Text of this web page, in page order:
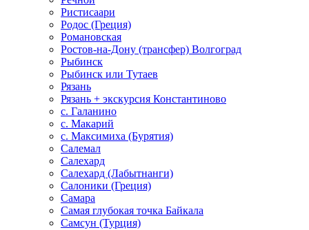
Ристисаари
Родос (Греция)
Романовская
Ростов-на-Дону (трансфер) Волгоград
Рыбинск
Рыбинск или Тутаев
Рязань
Рязань + экскурсия Константиново
с. Галанино
с. Макарий
с. Максимиха (Бурятия)
Салемал
Салехард
Салехард (Лабытнанги)
Салоники (Греция)
Самара
Самая глубокая точка Байкала
Самсун (Турция)